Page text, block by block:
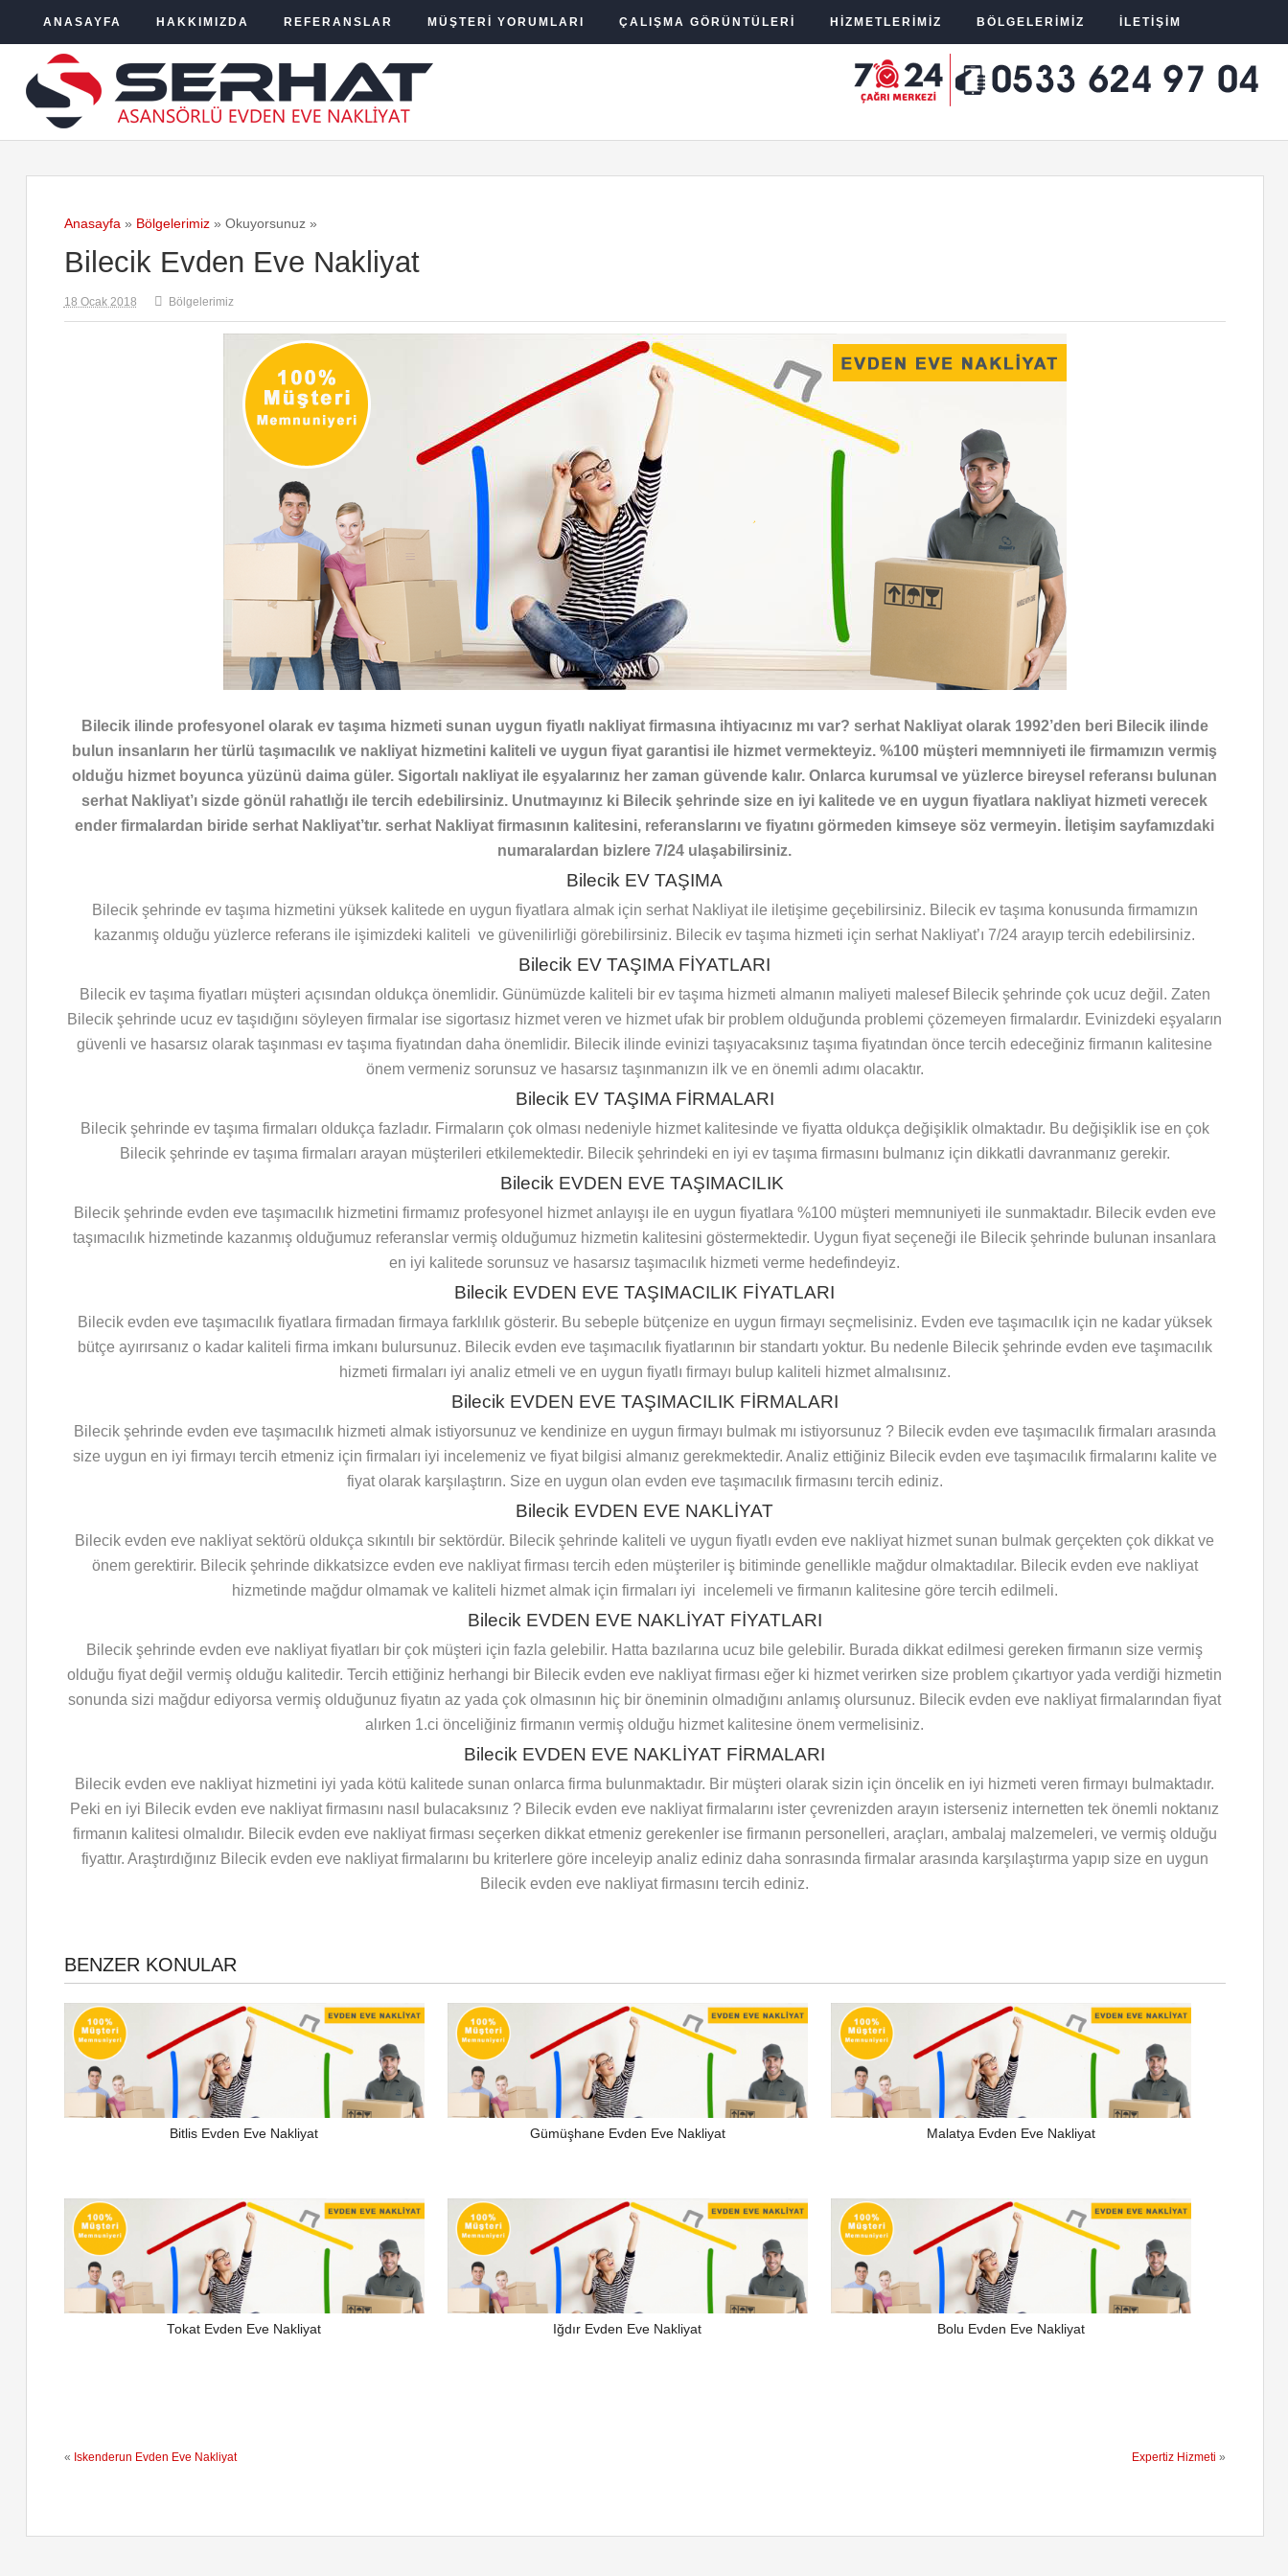
ANASAYFA HAKKIMIZDA REFERANSLAR MÜŞTERI YORUMLARI ÇALIŞMA GÖRÜNTÜLERI HIZMETLERIMIZ BÖLGELERIMIZ İLETIŞIM
Anasayfa » Bölgelerimiz» Okuyorsunuz »
Bilecik Evden Eve Nakliyat
18 Ocak 2018 Bölgelerimiz
Bilecik ilinde profesyonel olarak ev taşıma hizmeti sunan uygun fiyatlı nakliyat firmasına ihtiyacınız mı var? serhat Nakliyat olarak 1992’den beri Bilecik ilinde
bulun insanların her türlü taşımacılık ve nakliyat hizmetini kaliteli ve uygun fiyat garantisi ile hizmet vermekteyiz. %100 müşteri memnniyeti ile firmamızın vermiş
olduğu hizmet boyunca yüzünü daima güler. Sigortalı nakliyat ile eşyalarınız her zaman güvende kalır. Onlarca kurumsal ve yüzlerce bireysel referansı bulunan
serhat Nakliyat’ı sizde gönül rahatlığı ile tercih edebilirsiniz. Unutmayınız ki Bilecik şehrinde size en iyi kalitede ve en uygun fiyatlara nakliyat hizmeti verecek
ender firmalardan biride serhat Nakliyat’tır. serhat Nakliyat firmasının kalitesini, referanslarını ve fiyatını görmeden kimseye söz vermeyin. İletişim sayfamızdaki
numaralardan bizlere 7/24 ulaşabilirsiniz.
Bilecik EV TAŞIMA
Bilecik şehrinde ev taşıma hizmetini yüksek kalitede en uygun fiyatlara almak için serhat Nakliyat ile iletişime geçebilirsiniz. Bilecik ev taşıma konusunda firmamızın
kazanmış olduğu yüzlerce referans ile işimizdeki kaliteli ve güvenilirliği görebilirsiniz. Bilecik ev taşıma hizmeti için serhat Nakliyat’ı 7/24 arayıp tercih edebilirsiniz.
Bilecik EV TAŞIMA FİYATLARI
Bilecik ev taşıma fiyatları müşteri açısından oldukça önemlidir. Günümüzde kaliteli bir ev taşıma hizmeti almanın maliyeti malesef Bilecik şehrinde çok ucuz değil. Zaten
Bilecik şehrinde ucuz ev taşıdığını söyleyen firmalar ise sigortasız hizmet veren ve hizmet ufak bir problem olduğunda problemi çözemeyen firmalardır. Evinizdeki eşyaların
güvenli ve hasarsız olarak taşınması ev taşıma fiyatından daha önemlidir. Bilecik ilinde evinizi taşıyacaksınız taşıma fiyatından önce tercih edeceğiniz firmanın kalitesine
önem vermeniz sorunsuz ve hasarsız taşınmanızın ilk ve en önemli adımı olacaktır.
Bilecik EV TAŞIMA FİRMALARI
Bilecik şehrinde ev taşıma firmaları oldukça fazladır. Firmaların çok olması nedeniyle hizmet kalitesinde ve fiyatta oldukça değişiklik olmaktadır. Bu değişiklik ise en çok
Bilecik şehrinde ev taşıma firmaları arayan müşterileri etkilemektedir. Bilecik şehrindeki en iyi ev taşıma firmasını bulmanız için dikkatli davranmanız gerekir.
Bilecik EVDEN EVE TAŞIMACILIK
Bilecik şehrinde evden eve taşımacılık hizmetini firmamız profesyonel hizmet anlayışı ile en uygun fiyatlara %100 müşteri memnuniyeti ile sunmaktadır. Bilecik evden eve
taşımacılık hizmetinde kazanmış olduğumuz referanslar vermiş olduğumuz hizmetin kalitesini göstermektedir. Uygun fiyat seçeneği ile Bilecik şehrinde bulunan insanlara
en iyi kalitede sorunsuz ve hasarsız taşımacılık hizmeti verme hedefindeyiz.
Bilecik EVDEN EVE TAŞIMACILIK FİYATLARI
Bilecik evden eve taşımacılık fiyatlara firmadan firmaya farklılık gösterir. Bu sebeple bütçenize en uygun firmayı seçmelisiniz. Evden eve taşımacılık için ne kadar yüksek
bütçe ayırırsanız o kadar kaliteli firma imkanı bulursunuz. Bilecik evden eve taşımacılık fiyatlarının bir standartı yoktur. Bu nedenle Bilecik şehrinde evden eve taşımacılık
hizmeti firmaları iyi analiz etmeli ve en uygun fiyatlı firmayı bulup kaliteli hizmet almalısınız.
Bilecik EVDEN EVE TAŞIMACILIK FİRMALARI
Bilecik şehrinde evden eve taşımacılık hizmeti almak istiyorsunuz ve kendinize en uygun firmayı bulmak mı istiyorsunuz ? Bilecik evden eve taşımacılık firmaları arasında
size uygun en iyi firmayı tercih etmeniz için firmaları iyi incelemeniz ve fiyat bilgisi almanız gerekmektedir. Analiz ettiğiniz Bilecik evden eve taşımacılık firmalarını kalite ve
fiyat olarak karşılaştırın. Size en uygun olan evden eve taşımacılık firmasını tercih ediniz.
Bilecik EVDEN EVE NAKLİYAT
Bilecik evden eve nakliyat sektörü oldukça sıkıntılı bir sektördür. Bilecik şehrinde kaliteli ve uygun fiyatlı evden eve nakliyat hizmet sunan bulmak gerçekten çok dikkat ve
önem gerektirir. Bilecik şehrinde dikkatsizce evden eve nakliyat firması tercih eden müşteriler iş bitiminde genellikle mağdur olmaktadılar. Bilecik evden eve nakliyat
hizmetinde mağdur olmamak ve kaliteli hizmet almak için firmaları iyi incelemeli ve firmanın kalitesine göre tercih edilmeli.
Bilecik EVDEN EVE NAKLİYAT FİYATLARI
Bilecik şehrinde evden eve nakliyat fiyatları bir çok müşteri için fazla gelebilir. Hatta bazılarına ucuz bile gelebilir. Burada dikkat edilmesi gereken firmanın size vermiş
olduğu fiyat değil vermiş olduğu kalitedir. Tercih ettiğiniz herhangi bir Bilecik evden eve nakliyat firması eğer ki hizmet verirken size problem çıkartıyor yada verdiği hizmetin
sonunda sizi mağdur ediyorsa vermiş olduğunuz fiyatın az yada çok olmasının hiç bir öneminin olmadığını anlamış olursunuz. Bilecik evden eve nakliyat firmalarından fiyat
alırken 1.ci önceliğiniz firmanın vermiş olduğu hizmet kalitesine önem vermelisiniz.
Bilecik EVDEN EVE NAKLİYAT FİRMALARI
Bilecik evden eve nakliyat hizmetini iyi yada kötü kalitede sunan onlarca firma bulunmaktadır. Bir müşteri olarak sizin için öncelik en iyi hizmeti veren firmayı bulmaktadır.
Peki en iyi Bilecik evden eve nakliyat firmasını nasıl bulacaksınız ? Bilecik evden eve nakliyat firmalarını ister çevrenizden arayın isterseniz internetten tek önemli noktanız
firmanın kalitesi olmalıdır. Bilecik evden eve nakliyat firması seçerken dikkat etmeniz gerekenler ise firmanın personelleri, araçları, ambalaj malzemeleri, ve vermiş olduğu
fiyattır. Araştırdığınız Bilecik evden eve nakliyat firmalarını bu kriterlere göre inceleyip analiz ediniz daha sonrasında firmalar arasında karşılaştırma yapıp size en uygun
Bilecik evden eve nakliyat firmasını tercih ediniz.
BENZER KONULAR
Bitlis Evden Eve Nakliyat Gümüşhane Evden Eve Nakliyat Malatya Evden Eve Nakliyat
Tokat Evden Eve Nakliyat Iğdır Evden Eve Nakliyat Bolu Evden Eve Nakliyat
« İskenderun Evden Eve Nakliyat Expertiz Hizmeti »